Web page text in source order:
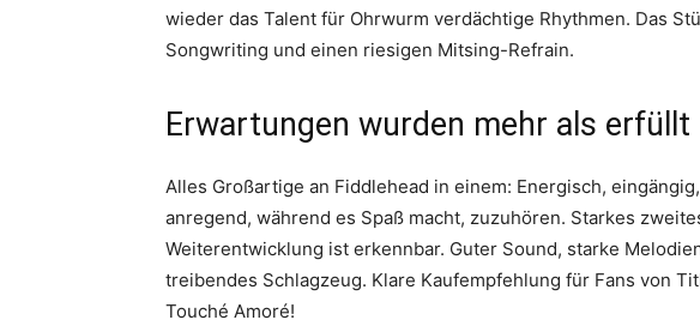
wieder das Talent für Ohrwurm verdächtige Rhythmen. Das
Songwriting und einen riesigen Mitsing-Refrain.
Erwartungen wurden mehr als erfüllt
Alles Großartige an Fiddlehead in einem: Energisch,
anregend, während es Spaß macht, zuzuhören. Starkes
Weiterentwicklung ist erkennbar. Guter Sound, starke
treibendes Schlagzeug. Klare Kaufempfehlung für Fans von
Touché Amoré!